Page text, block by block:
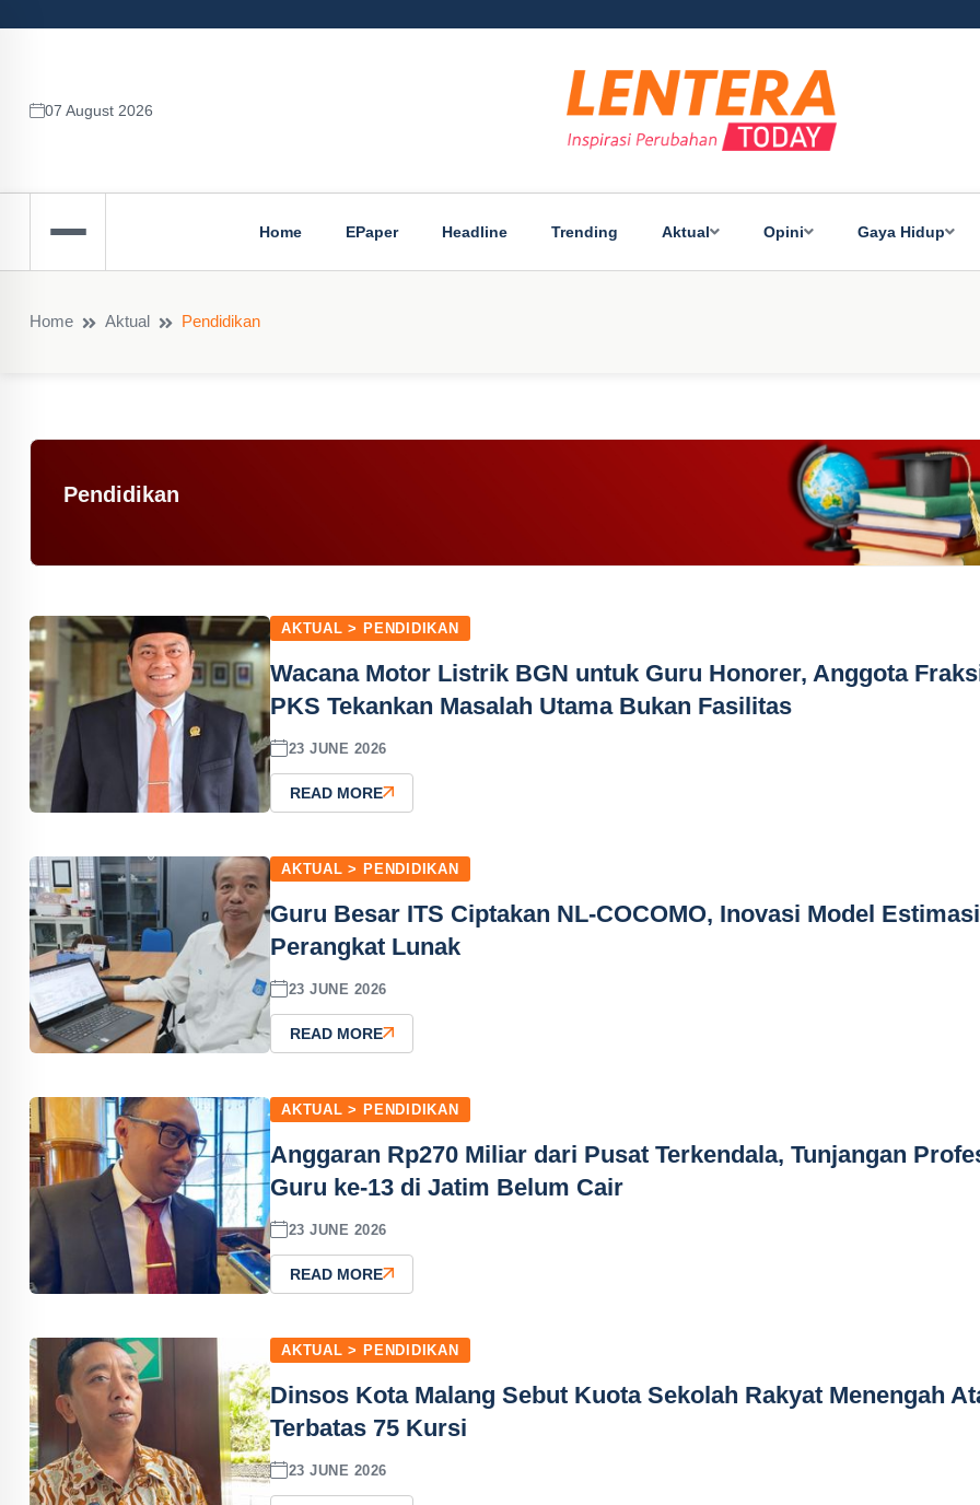
07 August 2026
Home EPaper Headline Trending Aktual Opini Gaya Hidup
Home Aktual Pendidikan
Pendidikan
AKTUAL > PENDIDIKAN
Wacana Motor Listrik BGN untuk Guru Honorer, Anggota
PKS Tekankan Masalah Utama Bukan Fasilitas
23 JUNE 2026
READ MORE
AKTUAL > PENDIDIKAN
Guru Besar ITS Ciptakan NL-COCOMO, Inovasi Model Estimasi
Perangkat Lunak
23 JUNE 2026
READ MORE
AKTUAL > PENDIDIKAN
Anggaran Rp270 Miliar dari Pusat Terkendala, Tunjangan
Guru ke-13 di Jatim Belum Cair
23 JUNE 2026
READ MORE
AKTUAL > PENDIDIKAN
Dinsos Kota Malang Sebut Kuota Sekolah Rakyat Menengah
Terbatas 75 Kursi
23 JUNE 2026